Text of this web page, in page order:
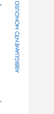
ABBIGLIAMENT
O MONOUSO